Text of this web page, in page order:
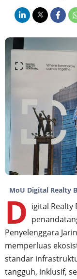
MoU Digital Realty
D igital Realty
Penyelenggara
memperluas
standar
tangguh, inklusif,